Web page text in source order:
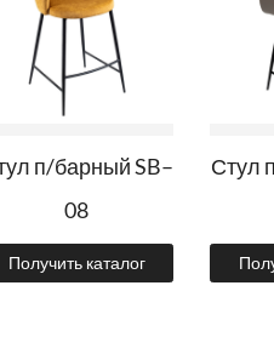
п/барный SB–
08
Получить каталог
Стул